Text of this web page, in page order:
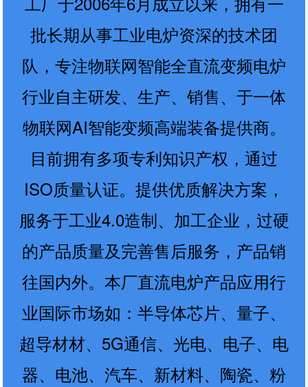
批长期从事工业电炉资深的技术团
队，专注物联网智能全直流变频电炉
行业自主研发、生产、销售、于一体
物联网AI智能变频高端装备提供商。
目前拥有多项专利知识产权，通过
ISO质量认证。提供优质解决方案，
服务于工业4.0造制、加工企业，过硬
的产品质量及完善售后服务，产品销
往国内外。本厂直流电炉产品应用行
业国际市场如：半导体芯片、量子、
超导材材、5G通信、光电、电子、电
器、电池、汽车、新材料、陶瓷、粉